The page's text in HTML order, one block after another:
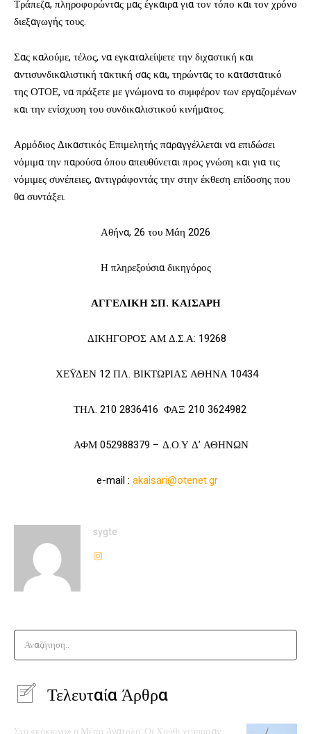
Τράπεζα, πληροφορώντας μας έγκαιρα για τον τόπο και τον χρόνο
διεξαγωγής τους.
Σας καλούμε, τέλος, να εγκαταλείψετε την διχαστική και
αντισυνδικαλιστική τακτική σας και, τηρώντας το καταστατικό
της ΟΤΟΕ, να πράξετε με γνώμονα το συμφέρον των εργαζομένων
και την ενίσχυση του συνδικαλιστικού κινήματος.
Αρμόδιος Δικαστικός Επιμελητής παραγγέλλεται να επιδώσει
νόμιμα την παρούσα όπου απευθύνεται προς γνώση και για τις
νόμιμες συνέπειες, αντιγράφοντάς την στην έκθεση επίδοσης που
θα συντάξει.
Αθήνα, 26 του Μάη 2026
Η πληρεξούσια δικηγόρος
ΑΓΓΕΛΙΚΗ ΣΠ. ΚΑΙΣΑΡΗ
ΔΙΚΗΓΟΡΟΣ ΑΜ Δ.Σ.Α: 19268
ΧΕΫΔΕΝ 12 ΠΛ. ΒΙΚΤΩΡΙΑΣ ΑΘΗΝΑ 10434
ΤΗΛ. 210 2836416 ΦΑΞ 210 3624982
ΑΦΜ 052988379 – Δ.Ο.Υ Δ’ ΑΘΗΝΩΝ
e-mail : akaisari@otenet.gr
sygte
Αναζήτηση..
Τελευταία Άρθρα